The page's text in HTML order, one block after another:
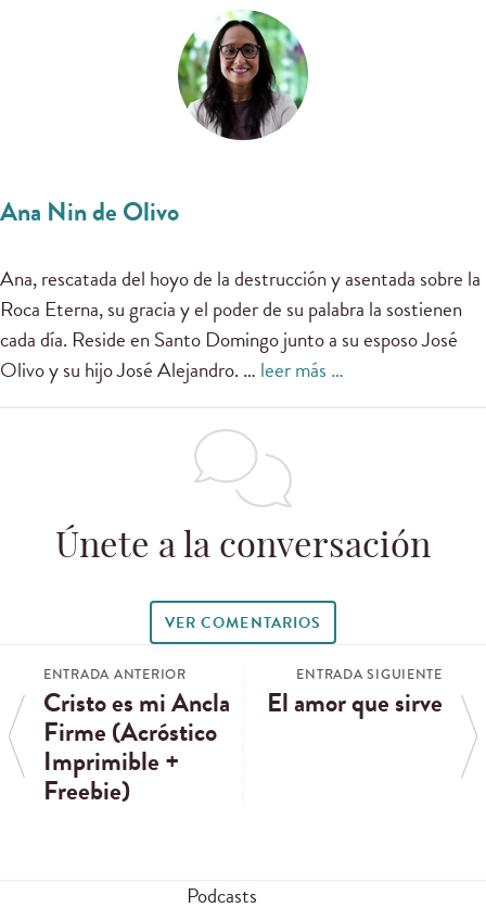
Ana Nin de Olivo
Ana, rescatada del hoyo de la destrucción y asentada sobre la
Roca Eterna, su gracia y el poder de su palabra la sostienen
cada día. Reside en Santo Domingo junto a su esposo José
Olivo y su hijo José Alejandro. … leer más …
Únete a la conversación
VER COMENTARIOS
ENTRADA ANTERIOR
Cristo es mi Ancla
Firme (Acróstico
Imprimible +
Freebie)
ENTRADA SIGUIENTE
El amor que sirve
Podcasts